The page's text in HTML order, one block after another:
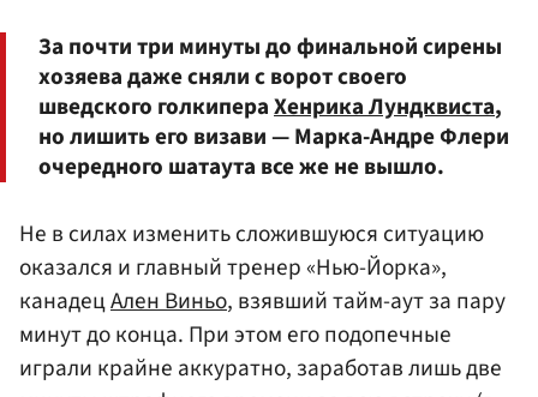
За почти три минуты до финальной сирены
хозяева даже сняли с ворот своего
шведского голкипераХенрика Лундквиста,
но лишить его визави — Марка-Андре Флери
очередного шатаута все же не вышло.
Не в силах изменить сложившуюся ситуацию
оказался и главный тренер «Нью-Йорка»,
канадецАлен Виньо, взявший тайм-аут за пару
минут до конца. При этом его подопечные
играли крайне аккуратно, заработав лишь две